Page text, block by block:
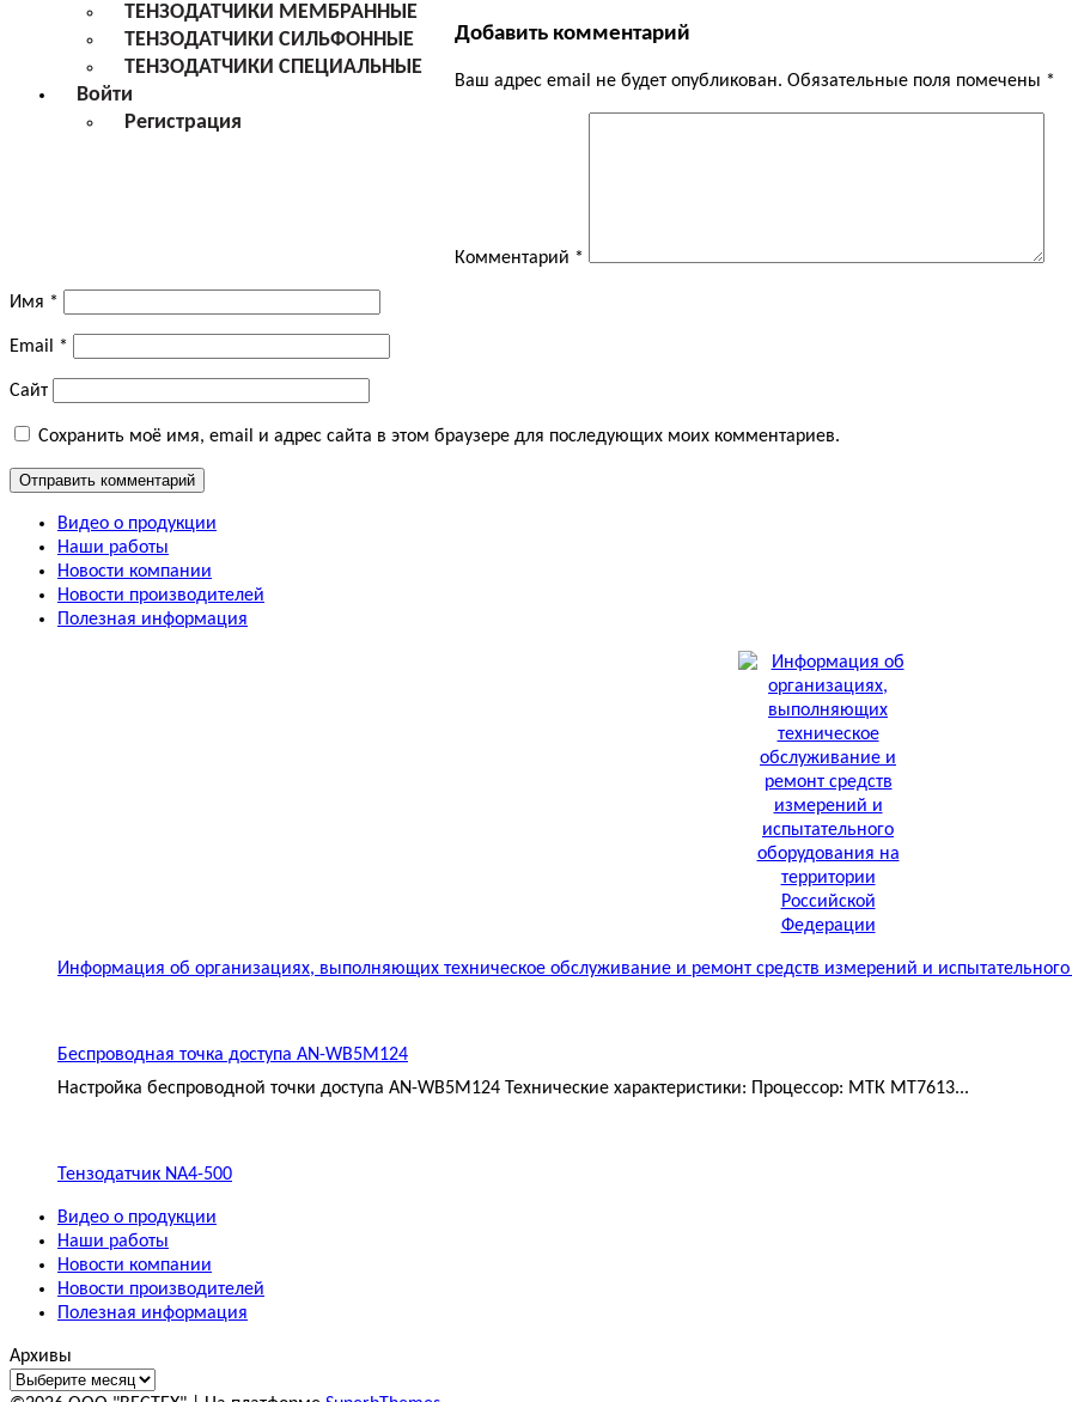
ТЕНЗОДАТЧИКИ МЕМБРАННЫЕ
ТЕНЗОДАТЧИКИ СИЛЬФОННЫЕ
ТЕНЗОДАТЧИКИ СПЕЦИАЛЬНЫЕ
Войти
Регистрация
Добавить комментарий
Ваш адрес email не будет опубликован. Обязательные поля помечены *
Комментарий *
Имя *
Email *
Сайт
Сохранить моё имя, email и адрес сайта в этом браузере для последующих моих комментариев.
Видео о продукции
Наши работы
Новости компании
Новости производителей
Полезная информация
Информация об организациях, выполняющих техническое обслуживание и ремонт средств измерений и
Беспроводная точка доступа AN-WB5M124
Настройка беспроводной точки доступа AN-WB5M124 Технические характеристики: Процессор: МТК MT7613...
Тензодатчик NA4-500
Видео о продукции
Наши работы
Новости компании
Новости производителей
Полезная информация
Архивы